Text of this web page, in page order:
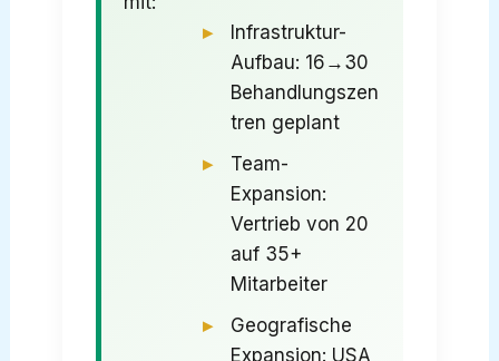
Infrastruktur-
Aufbau: 16→30
Behandlungszen
tren geplant
Team-
Expansion:
Vertrieb von 20
auf 35+
Mitarbeiter
Geografische
Expansion: USA